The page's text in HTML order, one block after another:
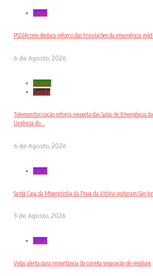
Local
PSD/Açores destaca reforço das tripulações da emergência
6 de Agosto, 2026
Açores
Saude
Telemonitorização reforça resposta das Salas de Emergência
Urgência do...
6 de Agosto, 2026
Local
Santa Casa da Misericórdia da Praia da Vitória visitaram São
3 de Agosto, 2026
Local
Velas alerta para importância da correta separação de resíduos